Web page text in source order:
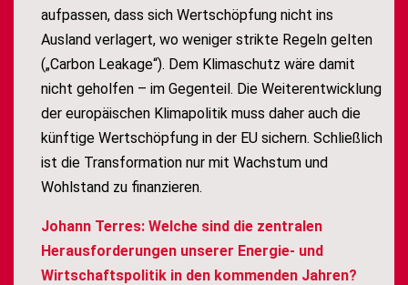
aufpassen, dass sich Wertschöpfung nicht ins
Ausland verlagert, wo weniger strikte Regeln gelten
(„Carbon Leakage“). Dem Klimaschutz wäre damit
nicht geholfen – im Gegenteil. Die Weiterentwicklung
der europäischen Klimapolitik muss daher auch die
künftige Wertschöpfung in der EU sichern. Schließlich
ist die Transformation nur mit Wachstum und
Wohlstand zu finanzieren.
Johann Terres: Welche sind die zentralen
Herausforderungen unserer Energie- und
Wirtschaftspolitik in den kommenden Jahren?